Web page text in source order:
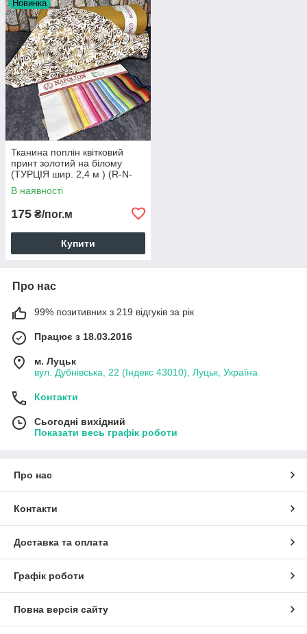
Новинка
Тканина поплін квітковий
принт золотий на білому
(ТУРЦІЯ шир. 2,4 м ) (R-N-
0900)
В наявності
175 ₴/пог.м
Купити
Про нас
99% позитивних з 219 відгуків за рік
Працює з 18.03.2016
м. Луцьк
вул. Дубнівська, 22 (Індекс 43010), Луцьк, Україна
Контакти
Сьогодні вихідний
Показати весь графік роботи
Про нас
Контакти
Доставка та оплата
Графік роботи
Повна версія сайту